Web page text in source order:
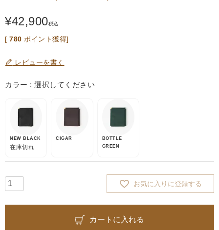
¥42,900税込
[ 780 ポイント獲得]
レビューを書く
カラー 選択してください
NEW BLACK
在庫切れ
CIGAR
BOTTLE
GREEN
お気に入りに登録する
カートに入れる